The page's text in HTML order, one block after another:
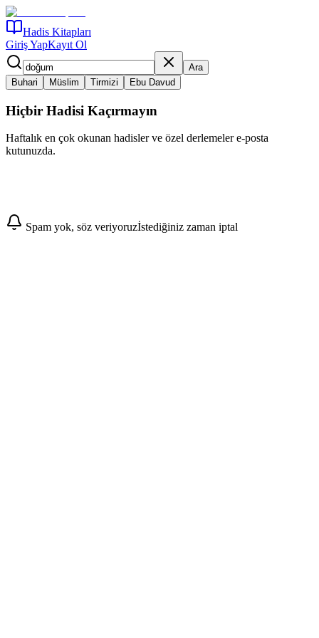
Hadis Kitapları
Giriş YapKayıt Ol
Ara
Buhari
Müslim Tirmizi Ebu Davud
Hiçbir Hadisi Kaçırmayın
Haftalık en çok okunan hadisler ve özel derlemeler e-posta
kutunuzda.
Abone Ol
Spam yok, söz veriyoruzİstediğiniz zaman iptal